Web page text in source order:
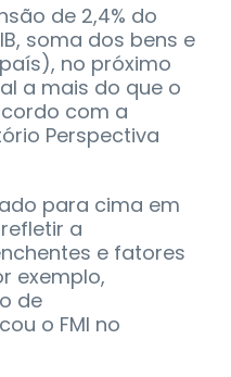
de 2,4% do
soma dos bens e
no próximo
a mais do que o
com a
Perspectiva
para cima em
a
e fatores
exemplo,
de
o FMI no